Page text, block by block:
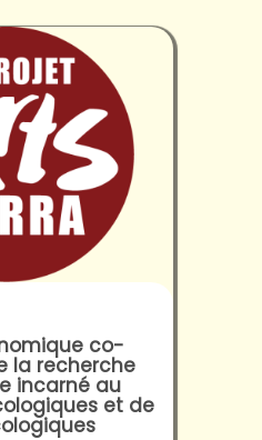
co-
la recherche
incarné au
et de